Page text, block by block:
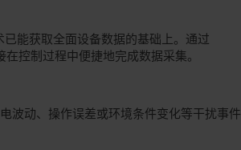
能获取全面设备数据的基础上。通过
在控制过程中便捷地完成数据采集。
波动、操作误差或环境条件变化等干扰事件